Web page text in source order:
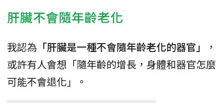
肝臟不會隨年齡老化
我認為 「肝臟是一種不會隨年齡老化的器官」
，
或許有人會想「隨年齡的增長，身體和器官怎麼
可能不會退化」。